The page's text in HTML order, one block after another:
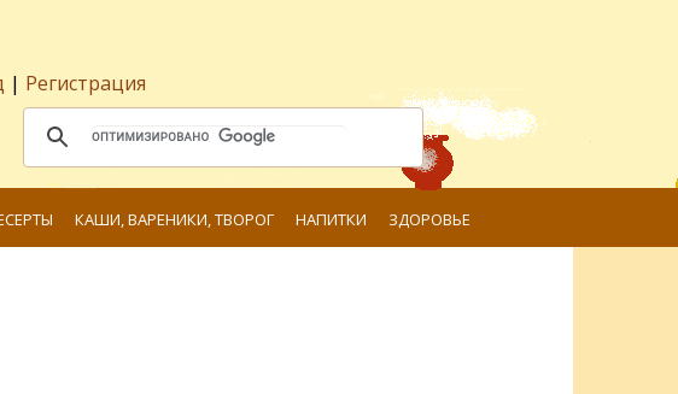
| Регистрация
КАШИ, ВАРЕНИКИ, ТВОРОГ НАПИТКИ ЗДОРОВЬЕ